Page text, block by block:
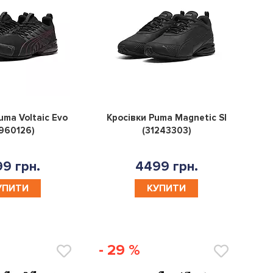
0
Voltaic Evo
грн.
0
Кросівки Puma Magnetic Sl
(31243303)
4499 грн.
КУПИТИ
- 29 %